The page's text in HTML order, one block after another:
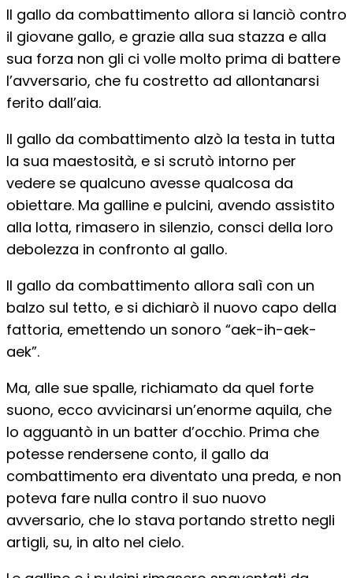
Il gallo da combattimento allora si lanciò contro
il giovane gallo, e grazie alla sua stazza e alla
sua forza non gli ci volle molto prima di battere
l’avversario, che fu costretto ad allontanarsi
ferito dall’aia.
Il gallo da combattimento alzò la testa in tutta
la sua maestosità, e si scrutò intorno per
vedere se qualcuno avesse qualcosa da
obiettare. Ma galline e pulcini, avendo assistito
alla lotta, rimasero in silenzio, consci della loro
debolezza in confronto al gallo.
Il gallo da combattimento allora salì con un
balzo sul tetto, e si dichiarò il nuovo capo della
fattoria, emettendo un sonoro “aek-ih-aek-
aek”.
Ma, alle sue spalle, richiamato da quel forte
suono, ecco avvicinarsi un’enorme aquila, che
lo agguantò in un batter d’occhio. Prima che
potesse rendersene conto, il gallo da
combattimento era diventato una preda, e non
poteva fare nulla contro il suo nuovo
avversario, che lo stava portando stretto negli
artigli, su, in alto nel cielo.